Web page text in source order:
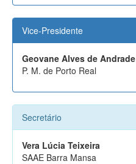
Vice-Presidente
Geovane Alves de Andrade
P. M. de Porto Real
Secretário
Vera Lúcia Teixeira
SAAE Barra Mansa